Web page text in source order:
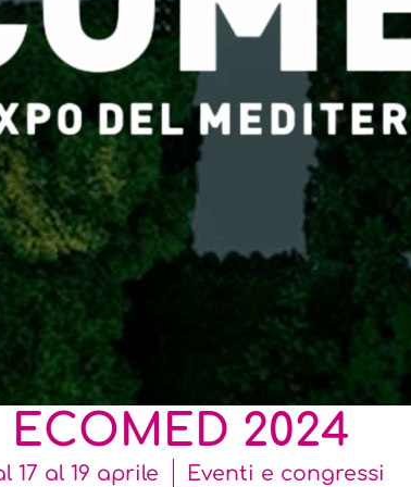
ECOMED 2024
17 al 19 aprile Eventi e congressi